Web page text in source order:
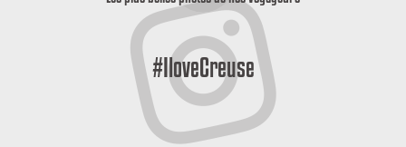
#IloveCreuse